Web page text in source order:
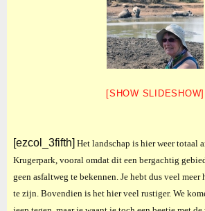
[SHOW SLIDESHOW]
[ezcol_3fifth] Het landschap is hier weer totaal
Krugerpark, vooral omdat dit een bergachtig
geen asfaltweg te bekennen. Je hebt dus veel meer
te zijn. Bovendien is het hier veel rustiger. We